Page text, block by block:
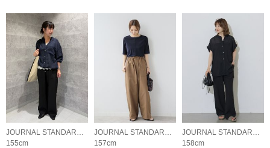
155cm
157cm
158cm